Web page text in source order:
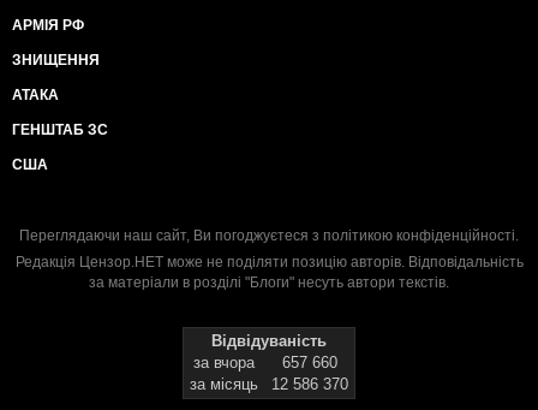
АРМІЯ РФ
ЗНИЩЕННЯ
АТАКА
ГЕНШТАБ ЗС
США
Переглядаючи наш сайт, Ви погоджуєтеся з політикою конфіденційності.
Редакція Цензор.НЕТ може не поділяти позицію авторів. Відповідальність
за матеріали в розділі "Блоги" несуть автори текстів.
Відвідуваність
за вчора
657 660
за місяць
12 586 370